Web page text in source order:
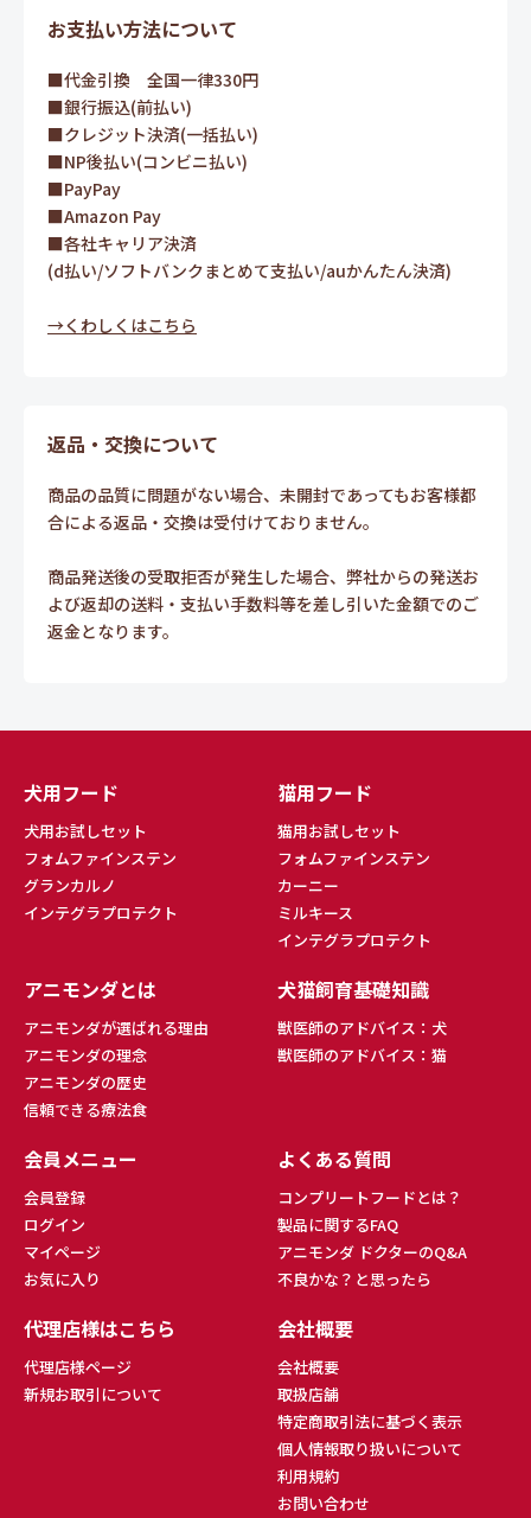
お支払い方法について
■代金引換 全国一律330円
■銀行振込(前払い)
■クレジット決済(一括払い)
■NP後払い(コンビニ払い)
■PayPay
■Amazon Pay
■各社キャリア決済
(d払い/ソフトバンクまとめて支払い/auかんたん決済)
→くわしくはこちら
返品・交換について
商品の品質に問題がない場合、未開封であってもお客様都
合による返品・交換は受付けておりません。
商品発送後の受取拒否が発生した場合、弊社からの発送お
よび返却の送料・支払い手数料等を差し引いた金額でのご
返金となります。
犬用フード
犬用お試しセット
フォムファインステン
グランカルノ
インテグラプロテクト
猫用フード
猫用お試しセット
フォムファインステン
カーニー
ミルキース
インテグラプロテクト
アニモンダとは
アニモンダが選ばれる理由
アニモンダの理念
アニモンダの歴史
信頼できる療法食
犬猫飼育基礎知識
獣医師のアドバイス：犬
獣医師のアドバイス：猫
会員メニュー
会員登録
ログイン
マイページ
お気に入り
よくある質問
コンプリートフードとは？
製品に関するFAQ
アニモンダ ドクターのQ&A
不良かな？と思ったら
代理店様はこちら
代理店様ページ
新規お取引について
会社概要
会社概要
取扱店舗
特定商取引法に基づく表示
個人情報取り扱いについて
利用規約
お問い合わせ